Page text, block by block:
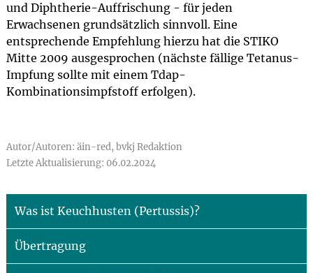
und Diphtherie-Auffrischung - für jeden
Erwachsenen grundsätzlich sinnvoll. Eine
entsprechende Empfehlung hierzu hat die STIKO
Mitte 2009 ausgesprochen (nächste fällige Tetanus-
Impfung sollte mit einem Tdap-
Kombinationsimpfstoff erfolgen).
Autor/Autoren: äin-red, bvkj Redaktion
Letzte Aktualisierung: 06.02.2024
Was ist Keuchhusten (Pertussis)?
Übertragung